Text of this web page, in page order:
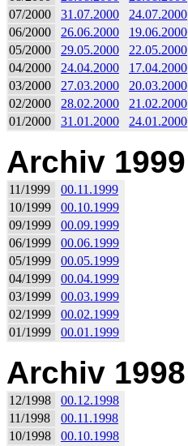
07/2000
31.07.2000 24.07.2000
06/2000
26.06.2000 19.06.2000
05/2000
29.05.2000 22.05.2000
04/2000
24.04.2000 17.04.2000
03/2000
27.03.2000 20.03.2000
02/2000
28.02.2000 21.02.2000
01/2000
31.01.2000 24.01.2000
Archiv 1999
11/1999
00.11.1999
10/1999
00.10.1999
09/1999
00.09.1999
06/1999
00.06.1999
05/1999
00.05.1999
04/1999
00.04.1999
03/1999
00.03.1999
02/1999
00.02.1999
01/1999
00.01.1999
Archiv 1998
12/1998
00.12.1998
11/1998
00.11.1998
10/1998
00.10.1998